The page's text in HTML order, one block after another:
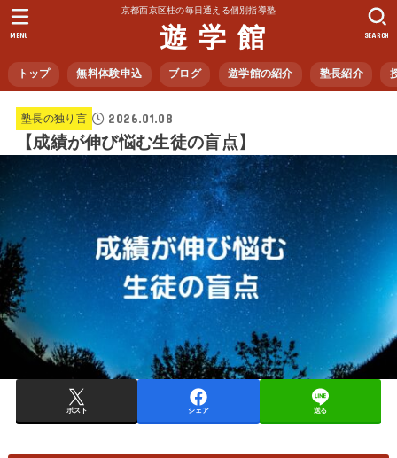
京都西京区桂の毎日通える個別指導塾
遊 学 館
トップ 無料体験申込 ブログ 遊学館の紹介 塾長紹介
SEARCH
MENU
塾長の独り言 2026.01.08
【成績が伸び悩む生徒の盲点】
ポスト シェア 送る